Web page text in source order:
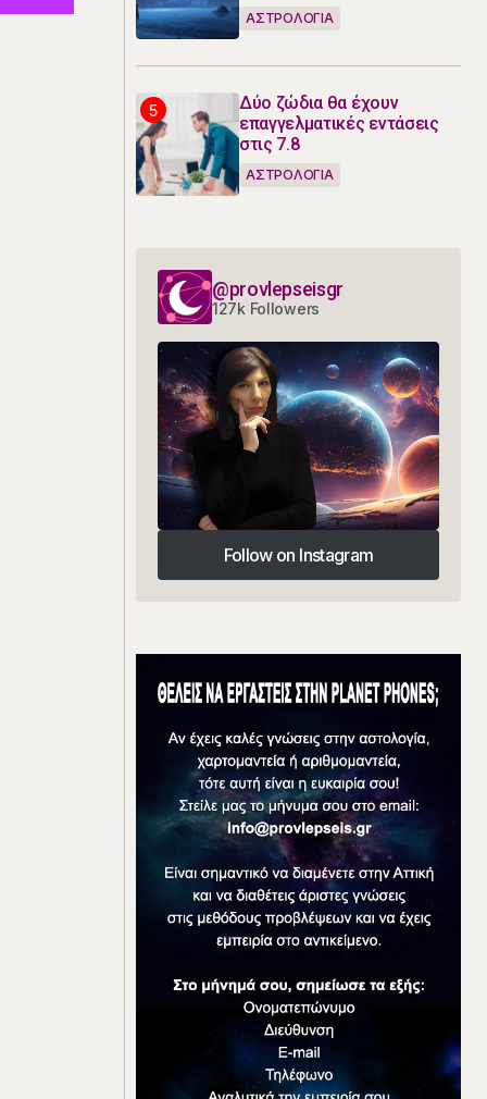
ΑΣΤΡΟΛΟΓΙΑ
Δύο ζώδια θα έχουν
επαγγελματικές εντάσεις
στις 7.8
ΑΣΤΡΟΛΟΓΙΑ
@provlepseisgr
127k Followers
Follow on Instagram
Follow on Instagram